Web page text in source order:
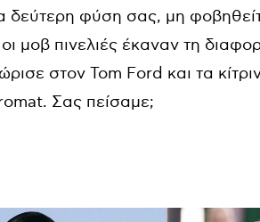
δεύτερη φύση σας, μη
μοβ πινελιές έκαναν τη
στον Tom Ford και τα
Σας πείσαμε;